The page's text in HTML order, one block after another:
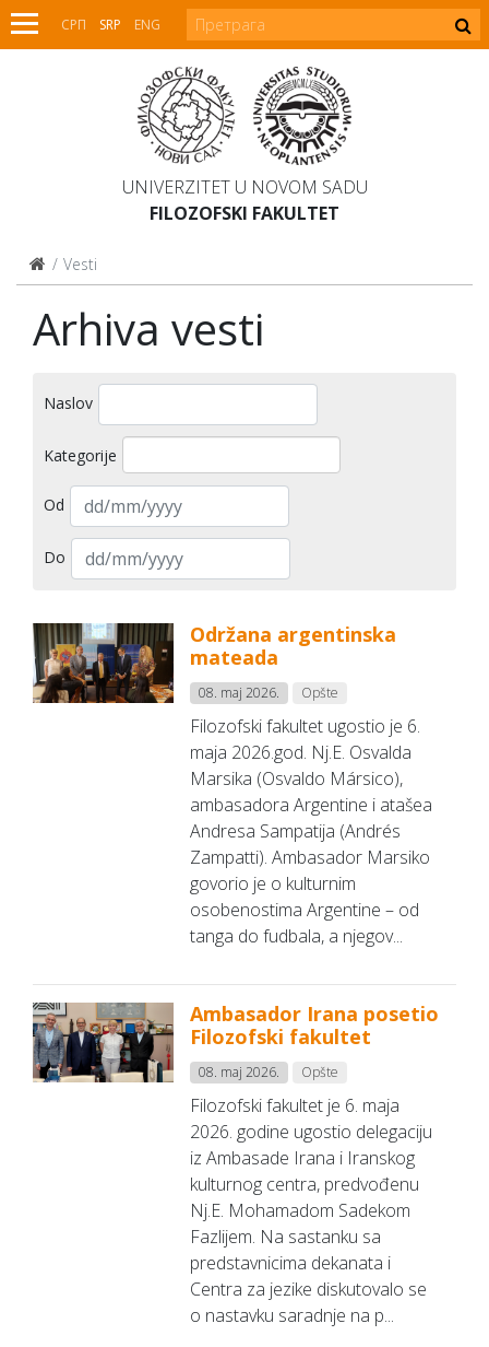
СРП SRP ENG
UNIVERZITET U NOVOM SADU
FILOZOFSKI FAKULTET
Vesti
Arhiva vesti
Naslov
Kategorije
Od
Do
Održana argentinska
mateada
08. maj 2026. Opšte
Filozofski fakultet ugostio je 6.
maja 2026.god. Nj.E. Osvalda
Marsika (Osvaldo Mársico),
ambasadora Argentine i atašea
Andresa Sampatija (Andrés
Zampatti). Ambasador Marsiko
govorio je o kulturnim
osobenostima Argentine – od
tanga do fudbala, a njegov...
Ambasador Irana posetio
Filozofski fakultet
08. maj 2026. Opšte
Filozofski fakultet je 6. maja
2026. godine ugostio delegaciju
iz Ambasade Irana i Iranskog
kulturnog centra, predvođenu
Nj.E. Mohamadom Sadekom
Fazlijem. Na sastanku sa
predstavnicima dekanata i
Centra za jezike diskutovalo se
o nastavku saradnje na p...